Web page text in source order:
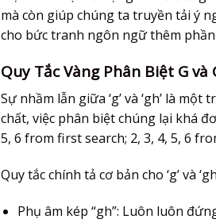
mà còn giúp chúng ta truyền tải ý
cho bức tranh ngôn ngữ thêm phần
Quy Tắc Vàng Phân Biệt G
Sự nhầm lẫn giữa ‘g’ và ‘gh’ là
chất, việc phân biệt chúng lại khá
5, 6 from first search; 2, 3, 4, 5, 6
Quy tắc chính tả cơ bản cho ‘g’ và
Phụ âm kép “gh”: Luôn luôn